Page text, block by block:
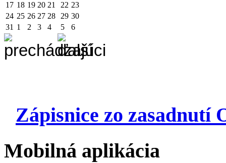
17 18 19 20 21 22 23
24 25 26 27 28 29 30
31 1 2 3 4 5 6
Zápisnice zo zasadnutí
Mobilná aplikácia